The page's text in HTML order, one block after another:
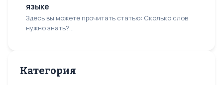
языке
Здесь вы можете прочитать статью: Сколько слов
нужно знать?...
Категория